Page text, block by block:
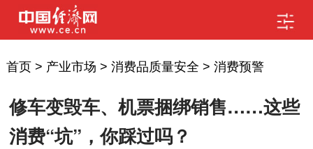
首页> 产业市场 > 消费品质量安全 > 消费预警
修车变毁车、机票捆绑销售……这些
消费“坑”，你踩过吗？